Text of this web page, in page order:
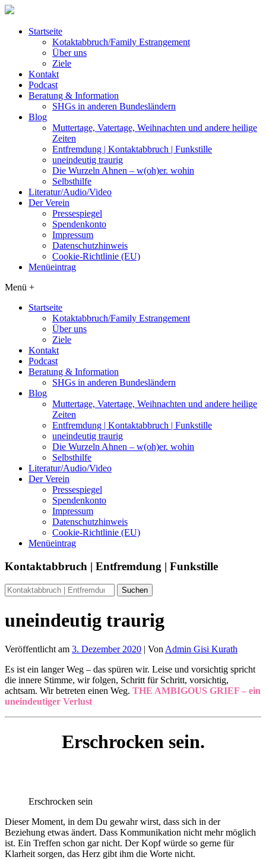
Startseite
Kotaktabbruch/Family Estrangement
Über uns
Ziele
Kontakt
Podcast
Beratung & Information
SHGs in anderen Bundesländern
Blog
Muttertage, Vatertage, Weihnachten und andere heilige
Zeiten
Entfremdung | Kontaktabbruch | Funkstille
uneindeutig traurig
Die Wurzeln Ahnen – w(oh)er. wohin
Selbsthilfe
Literatur/Audio/Video
Der Verein
Pressespiegel
Spendenkonto
Impressum
Datenschutzhinweis
Cookie-Richtlinie (EU)
Menüeintrag
Menü +
Startseite
Kotaktabbruch/Family Estrangement
Über uns
Ziele
Kontakt
Podcast
Beratung & Information
SHGs in anderen Bundesländern
Blog
Muttertage, Vatertage, Weihnachten und andere heilige
Zeiten
Entfremdung | Kontaktabbruch | Funkstille
uneindeutig traurig
Die Wurzeln Ahnen – w(oh)er. wohin
Selbsthilfe
Literatur/Audio/Video
Der Verein
Pressespiegel
Spendenkonto
Impressum
Datenschutzhinweis
Cookie-Richtlinie (EU)
Menüeintrag
Kontaktabbruch | Entfremdung | Funkstille
uneindeutig traurig
Veröffentlicht am 3. Dezember 2020 | Von Admin Gisi Kurath
Es ist ein langer Weg – das spüren wir. Leise und vorsichtig spricht
die innere Stimme, wir folgen, Schritt für Schritt, vorsichtig,
achtsam. Wir betreten einen Weg. THE AMBIGOUS GRIEF – ein
uneindeutiger Verlust
Erschrocken sein.
Erschrocken sein
Dieser Moment, in dem Du gewahr wirst, dass sich in der
Beziehung etwas ändert. Dass Kommunikation nicht mehr möglich
ist. Ein Treffen schon gar nicht. Der Kopf würde so gerne für
Klarheit sorgen, das Herz gibt ihm die Worte nicht.